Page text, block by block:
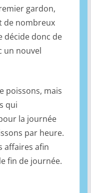
gardon,
de nombreux
décide donc de
un nouvel
poissons, mais
qui
la journée
par heure.
affaires afin
fin de journée.